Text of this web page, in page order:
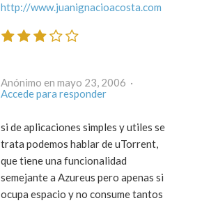
http://www.juanignacioacosta.com
Anónimo en mayo 23, 2006 ·
Accede para responder
si de aplicaciones simples y utiles se
trata podemos hablar de uTorrent,
que tiene una funcionalidad
semejante a Azureus pero apenas si
ocupa espacio y no consume tantos